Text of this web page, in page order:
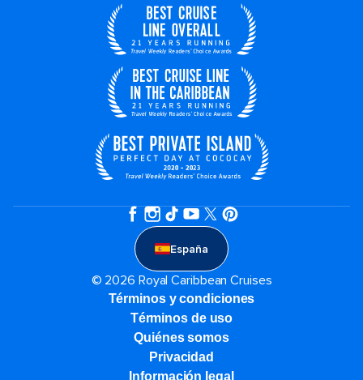
España
© 2026 Royal Caribbean Cruises
Términos y condiciones
Términos de uso
Quiénes somos
Privacidad
Información legal